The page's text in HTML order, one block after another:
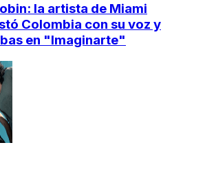
la artista de Miami
Colombia con su voz y
en "Imaginarte"